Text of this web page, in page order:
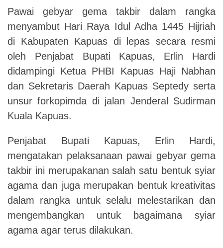
Pawai gebyar gema takbir dalam rangka
menyambut Hari Raya Idul Adha 1445 Hijriah
di Kabupaten Kapuas di lepas secara resmi
oleh Penjabat Bupati Kapuas,
Erlin Hardi
didampingi Ketua PHBI Kapuas Haji Nabhan
dan Sekretaris Daerah Kapuas Septedy serta
unsur forkopimda di jalan Jenderal Sudirman
Kuala Kapuas.
Penjabat Bupati Kapuas, Erlin Hardi,
mengatakan pelaksanaan pawai gebyar gema
takbir ini merupakanan salah satu bentuk syiar
agama dan juga merupakan bentuk kreativitas
dalam rangka untuk selalu melestarikan dan
mengembangkan untuk bagaimana syiar
agama agar terus dilakukan.